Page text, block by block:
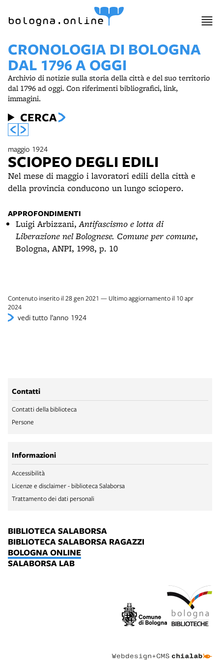
bologna.online
CRONOLOGIA DI BOLOGNA
DAL 1796 A OGGI
Archivio di notizie sulla storia della città e del suo territorio
dal 1796 ad oggi. Con riferimenti bibliografici, link,
immagini.
CERCA
maggio 1924
SCIOPEO DEGLI EDILI
Nel mese di maggio i lavoratori edili della città e
della provincia conducono un lungo sciopero.
APPROFONDIMENTI
Luigi Arbizzani,Antifascismo e lotta di
Liberazione nel Bolognese. Comune per comune,
Bologna, ANPI, 1998, p. 10
Contenuto inserito il 28 gen 2021 — Ultimo aggiornamento il 10 apr
2024
vedi tutto l’anno 1924
Contatti
Contatti della biblioteca
Persone
Informazioni
Accessibilità
Licenze e disclaimer - biblioteca Salaborsa
Trattamento dei dati personali
BIBLIOTECA SALABORSA
BIBLIOTECA SALABORSA RAGAZZI
BOLOGNA ONLINE
SALABORSA LAB